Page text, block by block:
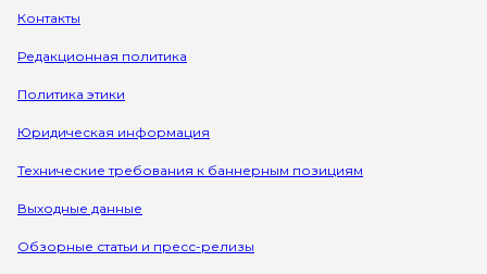
Контакты
Редакционная политика
Политика этики
Юридическая информация
Технические требования к баннерным позициям
Выходные данные
Обзорные статьи и пресс-релизы